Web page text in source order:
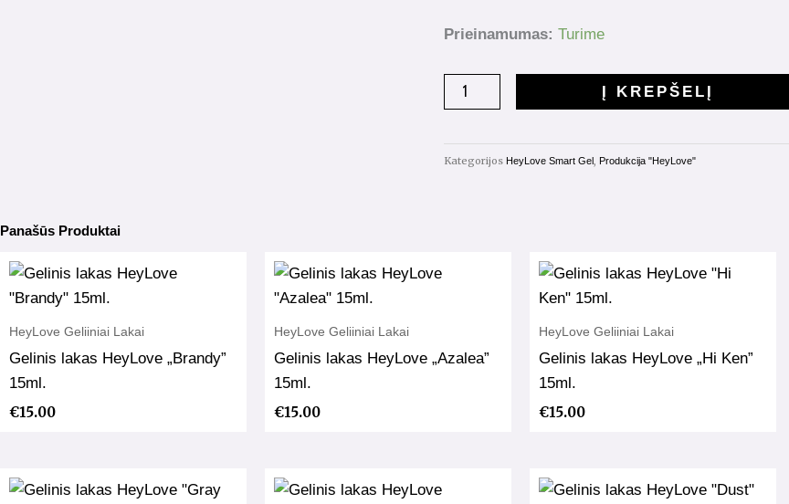
Prieinamumas: Turime
produkto
HeyLove
Smart
"Foamy"
Į KREPŠELĮ
Kategorijos HeyLove Smart Gel, Produkcija "HeyLove"
Panašūs Produktai
HeyLove Geliiniai Lakai
Gelinis lakas HeyLove „Brandy”
15ml.
€15.00
HeyLove Geliiniai Lakai
Gelinis lakas HeyLove „Azalea”
15ml.
€15.00
HeyLove Geliiniai Lakai
Gelinis lakas HeyLove „Hi Ken”
15ml.
€15.00